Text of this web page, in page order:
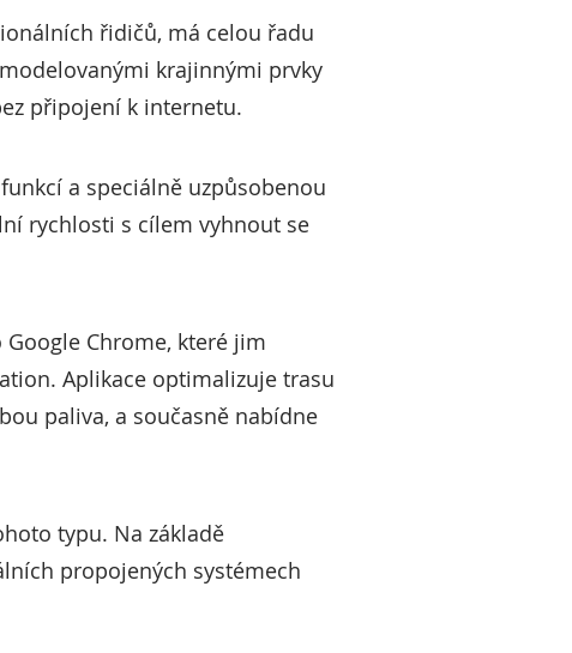
řidičů, má celou řadu
krajinnými prvky
připojení k internetu.
a speciálně uzpůsobenou
rychlosti s cílem vyhnout se
Google Chrome, které jim
Aplikace optimalizuje trasu
paliva, a současně nabídne
typu. Na základě
propojených systémech